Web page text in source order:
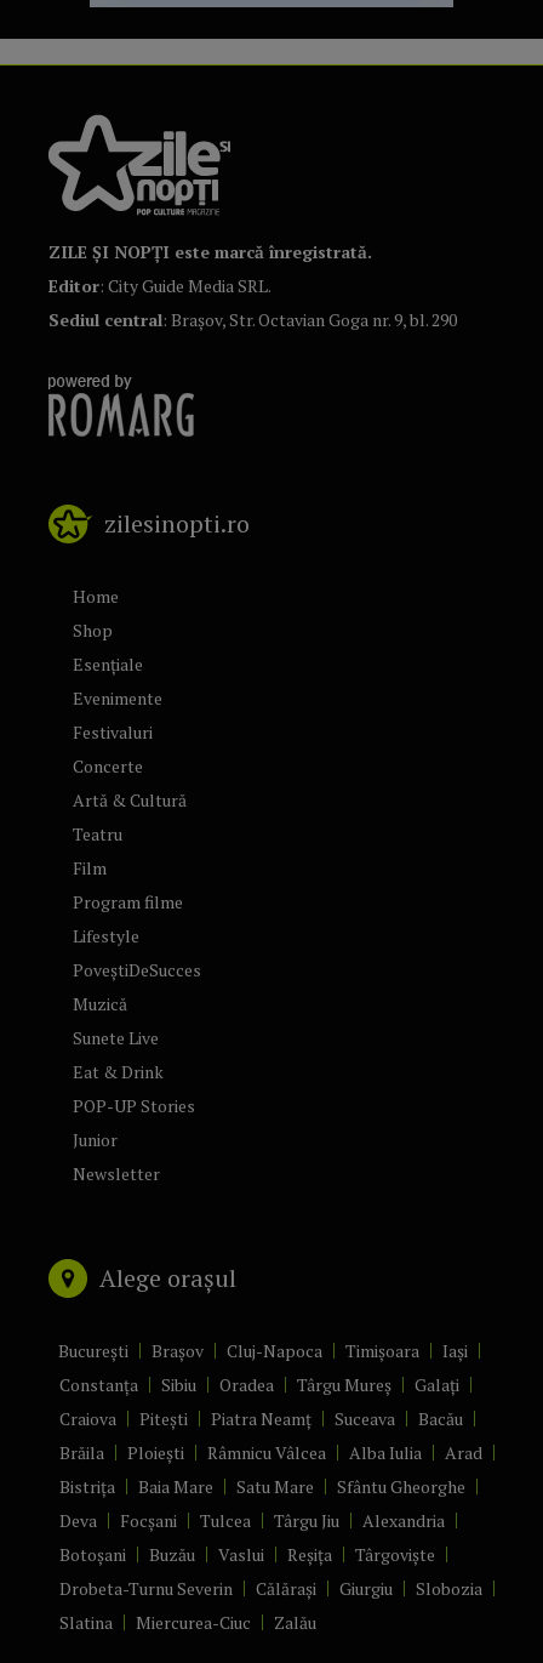
ZILE ȘI NOPȚI este marcă înregistrată.
Editor: City Guide Media SRL.
Sediul central: Brașov, Str. Octavian Goga nr. 9, bl. 290
zilesinopti.ro
Home
Shop
Esențiale
Evenimente
Festivaluri
Concerte
Artă & Cultură
Teatru
Film
Program filme
Lifestyle
PoveștiDeSucces
Muzică
Sunete Live
Eat & Drink
POP-UP Stories
Junior
Newsletter
Alege orașul
București Brașov Cluj-Napoca Timișoara
Iași
Constanța
Sibiu Oradea Târgu Mureș
Galați
Craiova
Pitești Piatra Neamț Suceava
Bacău
Brăila
Ploiești Râmnicu Vâlcea Alba Iulia
Arad
Bistrița
Baia Mare Satu Mare
Sfântu Gheorghe
Deva
Focșani Tulcea Târgu Jiu
Alexandria
Botoșani
Buzău Vaslui Reșița
Târgoviște
Drobeta-Turnu Severin
Călărași Giurgiu
Slobozia
Slatina
Miercurea-Ciuc Zalău